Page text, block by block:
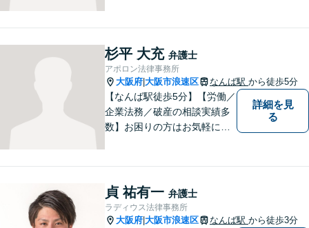
幅広い法律サービスを提供い
たします。お気軽にご相談く
ださい。
杉平 大充 弁護士
アポロン法律事務所
大阪府 大阪市浪速区 なんば駅 から徒歩5分
【なんば駅徒歩5分】【労働／
企業法務／破産の相談実績多
数】お困りの方はお気軽にご
詳細を見
る
貞 祐有一 弁護士
ラディウス法律事務所
大阪府 大阪市浪速区 なんば駅 から徒歩3分